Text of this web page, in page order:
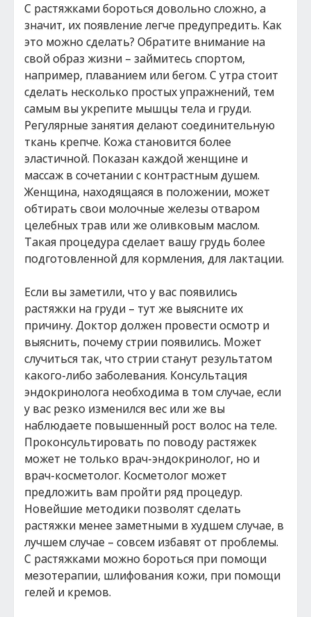
С растяжками бороться довольно сложно, а
значит, их появление легче предупредить. Как
это можно сделать? Обратите внимание на
свой образ жизни – займитесь спортом,
например, плаванием или бегом. С утра стоит
сделать несколько простых упражнений, тем
самым вы укрепите мышцы тела и груди.
Регулярные занятия делают соединительную
ткань крепче. Кожа становится более
эластичной. Показан каждой женщине и
массаж в сочетании с контрастным душем.
Женщина, находящаяся в положении, может
обтирать свои молочные железы отваром
целебных трав или же оливковым маслом.
Такая процедура сделает вашу грудь более
подготовленной для кормления, для лактации.
Если вы заметили, что у вас появились
растяжки на груди – тут же выясните их
причину. Доктор должен провести осмотр и
выяснить, почему стрии появились. Может
случиться так, что стрии станут результатом
какого-либо заболевания. Консультация
эндокринолога необходима в том случае, если
у вас резко изменился вес или же вы
наблюдаете повышенный рост волос на теле.
Проконсультировать по поводу растяжек
может не только врач-эндокринолог, но и
врач-косметолог. Косметолог может
предложить вам пройти ряд процедур.
Новейшие методики позволят сделать
растяжки менее заметными в худшем случае, в
лучшем случае – совсем избавят от проблемы.
С растяжками можно бороться при помощи
мезотерапии, шлифования кожи, при помощи
гелей и кремов.